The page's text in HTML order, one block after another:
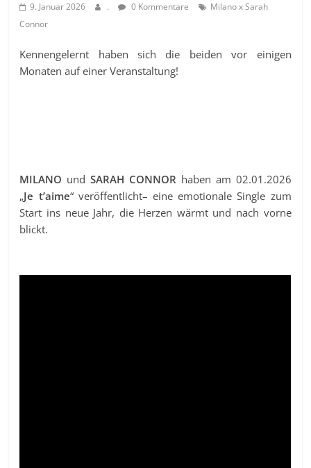
9. Januar 2026 . 0 Kommentare
Milano x Sarah
Connor
Kennengelernt haben sich die beiden vor einigen
Monaten auf einer Veranstaltung!
MILANO undSARAH CONNOR haben am 02.01.2026
„Je t’aime“ veröffentlicht– eine emotionale Single zum
Start ins neue Jahr, die Herzen wärmt und nach vorne
blickt.